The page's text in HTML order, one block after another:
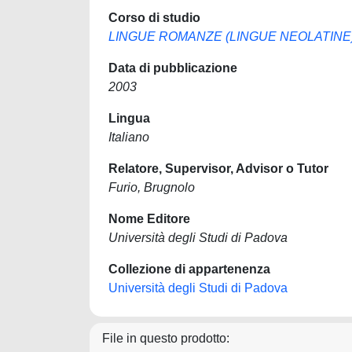
Corso di studio
LINGUE ROMANZE (LINGUE
Data di pubblicazione
2003
Lingua
Italiano
Relatore, Supervisor, Advisor o Tutor
Furio, Brugnolo
Nome Editore
Università degli Studi di Padova
Collezione di appartenenza
Università degli Studi di Padova
File in questo prodotto: